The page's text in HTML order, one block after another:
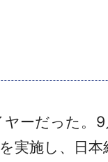
ーだった。9
実施し、日